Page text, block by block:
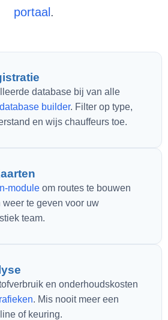
portaal .
database bij van alle
database builder. Filter op type,
en wijs chauffeurs toe.
module om routes te bouwen
te geven voor uw
team.
en onderhoudskosten
. Mis nooit meer een
of keuring.